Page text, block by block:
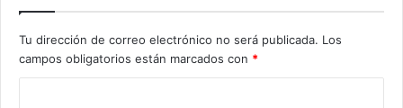
Tu dirección de correo electrónico no será publicada. Los
campos obligatorios están marcados con *